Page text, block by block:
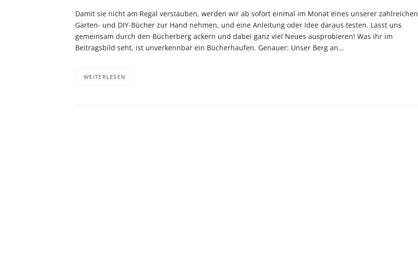
Damit sie nicht am Regal verstauben, werden wir ab sofort einmal im Monat eines unserer zahlreichen
Garten- und DIY-Bücher zur Hand nehmen, und eine Anleitung oder Idee daraus testen. Lasst uns
gemeinsam durch den Bücherberg ackern und dabei ganz viel Neues ausprobieren! Was ihr im
Beitragsbild seht, ist unverkennbar ein Bücherhaufen. Genauer: Unser Berg an…
WEITERLESEN